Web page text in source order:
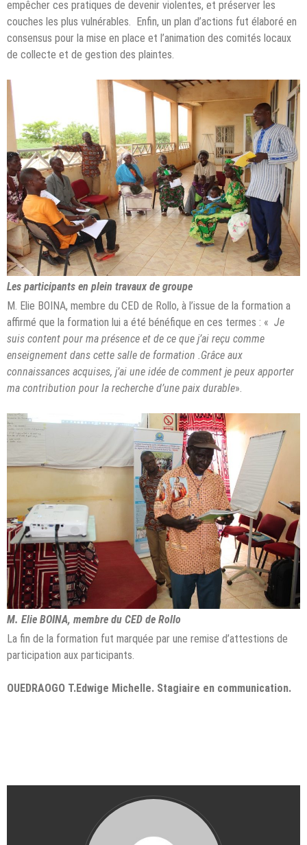
empêcher ces pratiques de devenir violentes, et préserver les
couches les plus vulnérables. Enfin, un plan d’actions fut élaboré en
consensus pour la mise en place et l’animation des comités locaux
de collecte et de gestion des plaintes.
Les participants en plein travaux de groupe
M. Elie BOINA, membre du CED de Rollo, à l’issue de la formation a
affirmé que la formation lui a été bénéfique en ces termes : « Je
suis content pour ma présence et de ce que j’ai reçu comme
enseignement dans cette salle de formation .Grâce aux
connaissances acquises, j’ai une idée de comment je peux apporter
ma contribution pour la recherche d’une paix durable».
M. Elie BOINA, membre du CED de Rollo
La fin de la formation fut marquée par une remise d’attestions de
participation aux participants.
OUEDRAOGO T.Edwige Michelle. Stagiaire en communication.